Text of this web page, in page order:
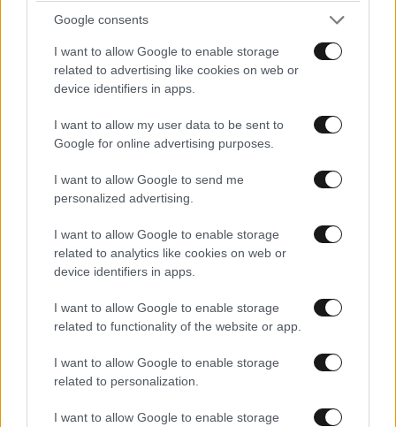
Google consents
I want to allow Google to enable storage
related to advertising like cookies on web or
device identifiers in apps.
I want to allow my user data to be sent to
Google for online advertising purposes.
I want to allow Google to send me
personalized advertising.
I want to allow Google to enable storage
related to analytics like cookies on web or
device identifiers in apps.
I want to allow Google to enable storage
related to functionality of the website or app.
I want to allow Google to enable storage
related to personalization.
I want to allow Google to enable storage
Xαρακτήρες: 0/1000
ΠΡΟΣΘΗΚΗ
ο υπ. οικ. είναι αυτός παιδιά έτσι? τον εδιαφέρουν οι
τράπεζες , τα κεφάλαια τους , οι μεγαλοβιομηχανοι, οι
μεγαλοεφοπλιστές... γιαυτούς δουλευει... τον
ακούσατε ποτέ να λέει για τους εκατομύρια
φτώχειας? για τους νεοάστεγους έλληνες? για τους
συνταξιούχους που ψάχνουν στους κάδους τα
ξεροκόματα? όχι βέβαια... κατά τα αλλά μας σώζουν ,
μας φέρνουν την ανάπτυξη , μας βγάζουν από το
παραμείνουν για να τα κονομάνε οι μεγαλοκαρχαρίες